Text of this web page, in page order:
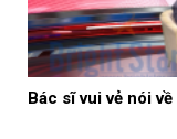
Bác sĩ vui vẻ nói về